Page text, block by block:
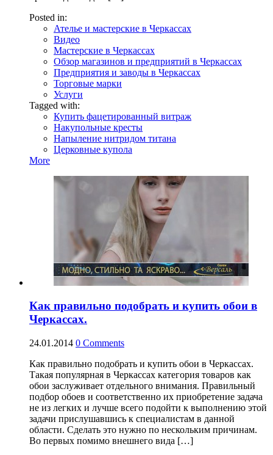
Posted in:
Ателье и мастерские в Черкассах
Видео
Мастерские в Черкассах
Обзор магазинов и предприятий в Черкассах
Предприятия и заводы в Черкассах
Торговые марки
Услуги
Tagged with:
Купить фацетированный витраж
Накупольные кресты
Напыление нитридом титана
Церковные купола
More
Как правильно подобрать и купить обои в
Черкассах.
24.01.2014 0 Comments
Как правильно подобрать и купить обои в Черкассах.
Такая популярная в Черкассах категория товаров как
обои заслуживает отдельного внимания. Правильный
подбор обоев и соответственно их приобретение задача
не из легких и лучше всего подойти к выполнению этой
задачи прислушавшись к специалистам в данной
области. Сделать это нужно по нескольким причинам.
Во первых помимо внешнего вида […]